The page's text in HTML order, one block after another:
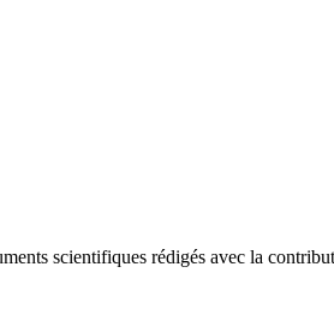
scientifiques rédigés avec la